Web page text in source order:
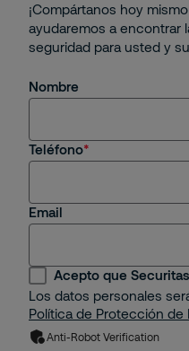
¡Compártanos hoy
ayudaremos a encontrar
seguridad para usted y
Nombre
Teléfono
Email
Acepto que
Los datos personales
Política de Protección de
Anti-Robot Verification